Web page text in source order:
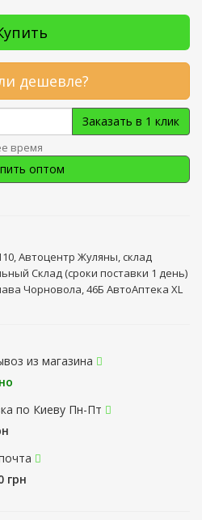
дешевле?
Заказать в 1 клик
время
оптом
Автоцентр Жуляны, склад
Склад (сроки поставки 1 день)
Чорновола, 46Б АвтоАптека XL
из магазина
по Киеву Пн-Пт
грн